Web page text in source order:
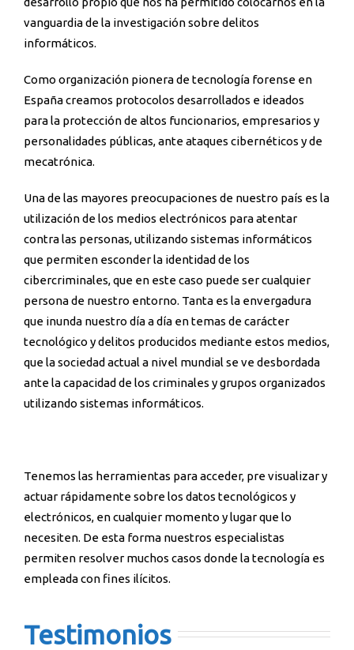
vanguardia de la investigación sobre delitos
informáticos.
Como organización pionera de tecnología forense en
España creamos protocolos desarrollados e ideados
para la protección de altos funcionarios, empresarios y
personalidades públicas, ante ataques cibernéticos y de
mecatrónica.
Una de las mayores preocupaciones de nuestro país es la
utilización de los medios electrónicos para atentar
contra las personas, utilizando sistemas informáticos
que permiten esconder la identidad de los
cibercriminales, que en este caso puede ser cualquier
persona de nuestro entorno. Tanta es la envergadura
que inunda nuestro día a día en temas de carácter
tecnológico y delitos producidos mediante estos medios,
que la sociedad actual a nivel mundial se ve desbordada
ante la capacidad de los criminales y grupos organizados
utilizando sistemas informáticos.
Tenemos las herramientas para acceder, pre visualizar y
actuar rápidamente sobre los datos tecnológicos y
electrónicos, en cualquier momento y lugar que lo
necesiten. De esta forma nuestros especialistas
permiten resolver muchos casos donde la tecnología es
empleada con fines ilícitos.
Testimonios